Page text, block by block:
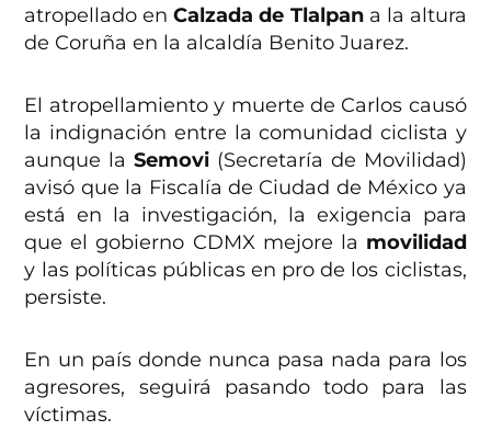
atropellado enCalzada de Tlalpana la altura
de Coruña en la alcaldía Benito Juarez.
El atropellamiento y muerte de Carlos causó
la indignación entre la comunidad ciclista y
aunque la Semovi (Secretaría de Movilidad)
avisó que la Fiscalía de Ciudad de México ya
está en la investigación, la exigencia para
que el gobierno CDMX mejore la movilidad
y las políticas públicas en pro de los ciclistas,
persiste.
En un país donde nunca pasa nada para los
agresores, seguirá pasando todo para las
víctimas.